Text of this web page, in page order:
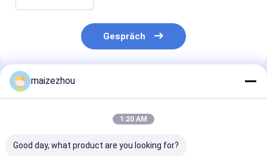
Gespräch
Empfohlene Produkte
maizezhou
1:20 AM
Good day, what product are you looking for?